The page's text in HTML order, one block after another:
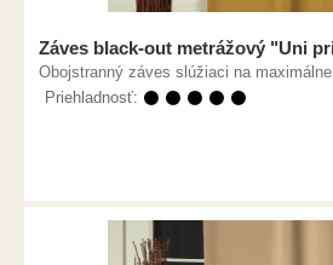
Záves black-out metrážový "Uni
Obojstranný záves slúžiaci na
Priehladnosť: ⚫ ⚫ ⚫ ⚫ ⚫